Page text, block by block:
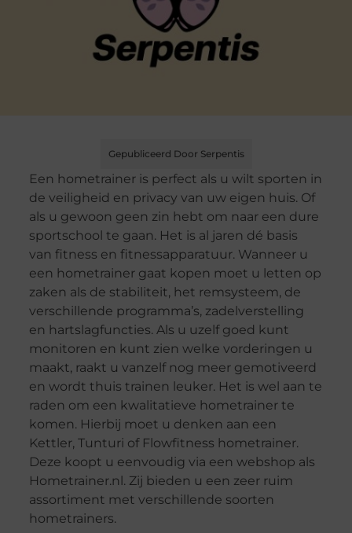
Gepubliceerd Door Serpentis
Een hometrainer is perfect als u wilt sporten in
de veiligheid en privacy van uw eigen huis. Of
als u gewoon geen zin hebt om naar een dure
sportschool te gaan. Het is al jaren dé basis
van fitness en fitnessapparatuur. Wanneer u
een hometrainer gaat kopen moet u letten op
zaken als de stabiliteit, het remsysteem, de
verschillende programma’s, zadelverstelling
en hartslagfuncties. Als u uzelf goed kunt
monitoren en kunt zien welke vorderingen u
maakt, raakt u vanzelf nog meer gemotiveerd
en wordt thuis trainen leuker. Het is wel aan te
raden om een kwalitatieve hometrainer te
komen. Hierbij moet u denken aan een
Kettler, Tunturi of Flowfitness hometrainer.
Deze koopt u eenvoudig via een webshop als
Hometrainer.nl. Zij bieden u een zeer ruim
assortiment met verschillende soorten
hometrainers.